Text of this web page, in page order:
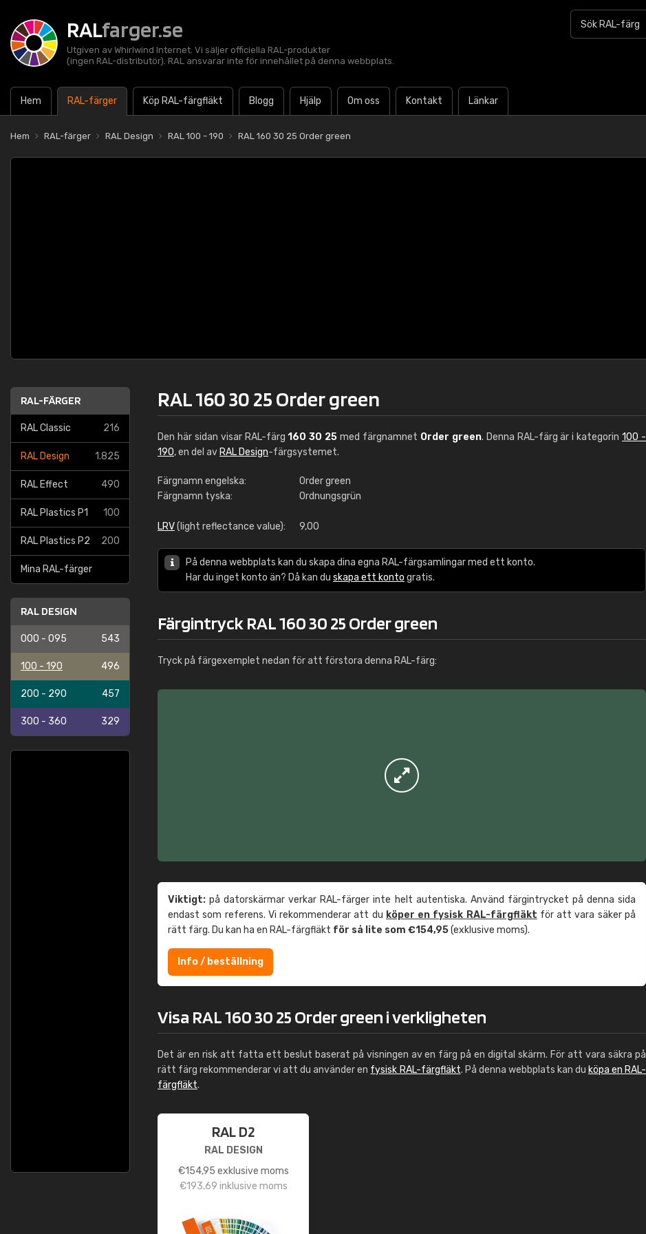
RALfarger.se
Utgiven av Whirlwind Internet. Vi säljer officiella RAL-produkter
(ingen RAL-distributör). RAL ansvarar inte för innehållet på denna webbplats.
Hem RAL-färger Köp RAL-färgfläkt Blogg Hjälp Om oss Kontakt Länkar
Hem RAL-färger RAL Design RAL 100 - 190 RAL 160 30 25 Order green
RAL-FÄRGER
RAL Classic 216
RAL Design 1.825
RAL Effect 490
RAL Plastics P1 100
RAL Plastics P2 200
Mina RAL-färger
RAL DESIGN
000 - 095 543
100 - 190 496
200 - 290 457
300 - 360 329
RAL 160 30 25 Order green
Den här sidan visar RAL-färg160 30 25 med färgnamnet Order green. Denna RAL-färg är i kategorin100 -
190, en del av RAL Design-färgsystemet.
Färgnamn engelska:
Order green
Färgnamn tyska:
Ordnungsgrün
LRV(light reflectance value): 9,00
På denna webbplats kan du skapa dina egna RAL-färgsamlingar med ett konto.
Har du inget konto än? Då kan du skapa ett konto gratis.
Färgintryck RAL 160 30 25 Order green
Tryck på färgexemplet nedan för att förstora denna RAL-färg:
Viktigt: på datorskärmar verkar RAL-färger inte helt autentiska. Använd färgintrycket på denna sida
endast som referens. Vi rekommenderar att du köper en fysisk RAL-färgfläkt för att vara säker på
rätt färg. Du kan ha en RAL-färgfläkt för så lite som €154,95(exklusive moms).
Info / beställning
Visa RAL 160 30 25 Order green i verkligheten
Det är en risk att fatta ett beslut baserat på visningen av en färg på en digital skärm. För att vara säkra på
rätt färg rekommenderar vi att du använder en fysisk RAL-färgfläkt. På denna webbplats kan du köpa en RAL-
färgfläkt.
RAL D2
RAL DESIGN
€154,95 exklusive moms
€193,69 inklusive moms
RAL K7 vattenbaserad
Leinster Home and